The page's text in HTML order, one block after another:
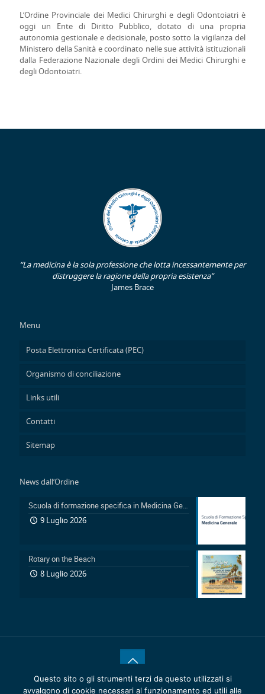
L’Ordine Provinciale dei Medici Chirurghi e degli Odontoiatri è
oggi un Ente di Diritto Pubblico, dotato di una propria
autonomia gestionale e decisionale, posto sotto la vigilanza del
Ministero della Sanità e coordinato nelle sue attività istituzionali
dalla Federazione Nazionale degli Ordini dei Medici Chirurghi e
degli Odontoiatri.
“La medicina è la sola professione che lotta incessantemente per
distruggere la ragione della propria esistenza”
James Brace
Menu
Posta Elettronica Certificata (PEC)
Organismo di conciliazione
Links utili
Contatti
Sitemap
News dall’Ordine
Scuola di formazione specifica in Medicina Generale 2026-2029: Pubblicazione avviso accesso in sovrannumero legge 401/2000 e avviso accesso degli Ufficiali Medici
9 Luglio 2026
Rotary on the Beach
8 Luglio 2026
® 2020 Copyrights. Reattiva >Ordine dei Medici Chirurghi e
Questo sito o gli strumenti terzi da questo utilizzati si
avvalgono di cookie necessari al funzionamento ed utili alle